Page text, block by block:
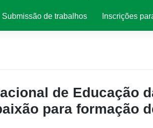
Submissão de trabalhos Inscrições
de Educação
para formação